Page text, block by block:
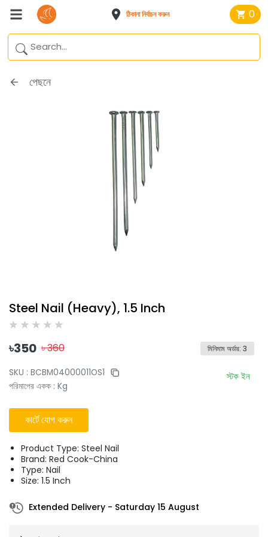
ঠিকানা নির্বাচন করুন 0
পেছনে
Steel Nail (Heavy), 1.5 Inch
৳350 ৳360 মিনিমাম অর্ডার: 3
SKU : BCBM04000011OS1
পরিমাপের একক : Kg
স্টক ইন
কার্টে যোগ করুন
Product Type: Steel Nail
Brand: Red Cook-China
Type: Nail
Size: 1.5 Inch
Extended Delivery - Saturday 15 August